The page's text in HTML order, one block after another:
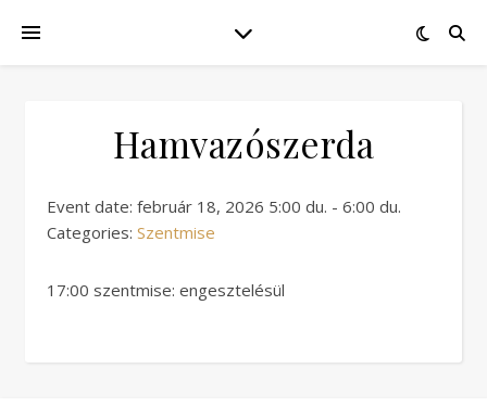
Hamvazószerda
Event date: február 18, 2026 5:00 du. - 6:00 du.
Categories: Szentmise
17:00 szentmise: engesztelésül